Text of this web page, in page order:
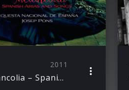
2011
Melancolia – Spanische Arien und Lieder